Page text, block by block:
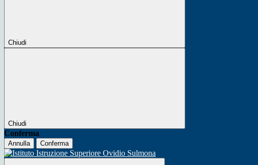
Chiudi
Chiudi
Conferma
Annulla Conferma